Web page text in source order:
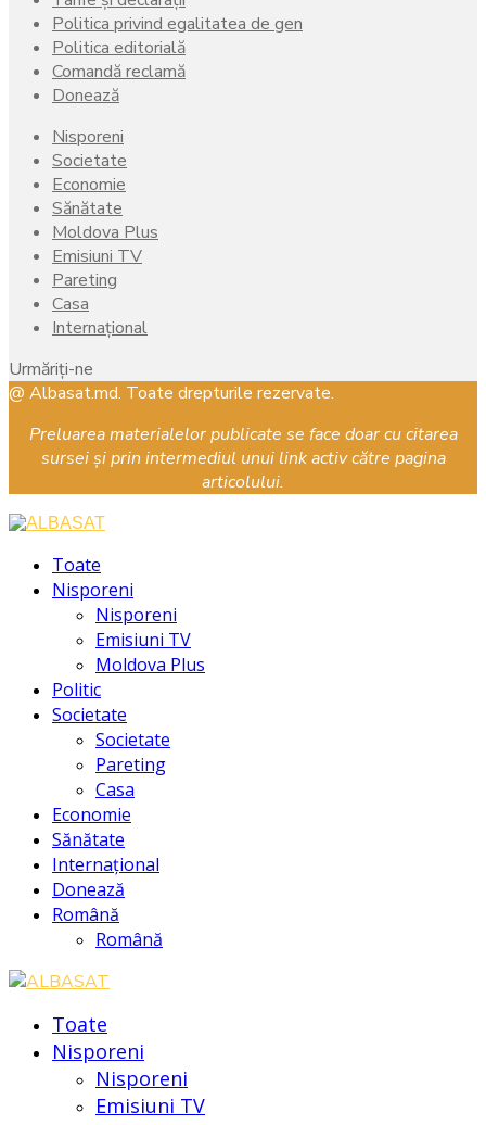
Politica privind egalitatea de gen
Politica editorială
Comandă reclamă
Donează
Nisporeni
Societate
Economie
Sănătate
Moldova Plus
Emisiuni TV
Pareting
Casa
Internațional
Urmăriți-ne
Facebook
Instagram
Youtube
@ Albasat.md. Toate drepturile rezervate.
Preluarea materialelor publicate se face doar cu citarea
sursei și prin intermediul unui link activ către pagina
articolului.
Toate
Nisporeni
Nisporeni
Emisiuni TV
Moldova Plus
Politic
Societate
Societate
Pareting
Casa
Economie
Sănătate
Internațional
Donează
Română
Română
Toate
Nisporeni
Nisporeni
Emisiuni TV